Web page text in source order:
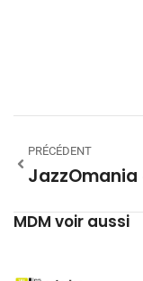
PRÉCÉDENT
MDM voir aussi